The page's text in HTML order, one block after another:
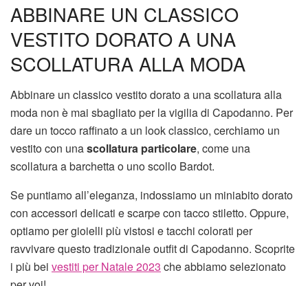
ABBINARE UN CLASSICO
VESTITO DORATO A UNA
SCOLLATURA ALLA MODA
Abbinare un classico vestito dorato a una scollatura alla
moda non è mai sbagliato per la vigilia di Capodanno. Per
dare un tocco raffinato a un look classico, cerchiamo un
vestito con unascollatura particolare, come una
scollatura a barchetta o uno scollo Bardot.
Se puntiamo all’eleganza, indossiamo un miniabito dorato
con accessori delicati e scarpe con tacco stiletto. Oppure,
optiamo per gioielli più vistosi e tacchi colorati per
ravvivare questo tradizionale outfit di Capodanno. Scoprite
i più bei vestiti per Natale 2023 che abbiamo selezionato